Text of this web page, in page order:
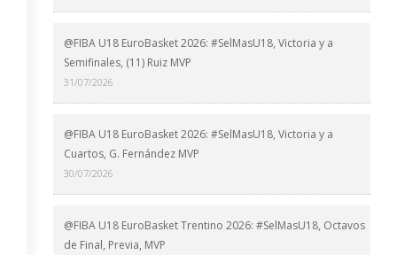
@FIBA U18 EuroBasket 2026: #SelMasU18, Victoria y a
Semifinales, (11) Ruiz MVP
31/07/2026
@FIBA U18 EuroBasket 2026: #SelMasU18, Victoria y a
Cuartos, G. Fernández MVP
30/07/2026
@FIBA U18 EuroBasket Trentino 2026: #SelMasU18, Octavos
de Final, Previa, MVP